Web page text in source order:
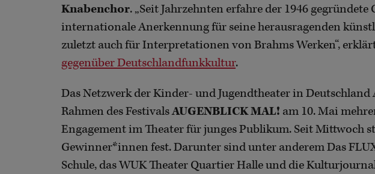
Knabenchor. „Seit Jahrzehnten erfahre der 1946
internationale Anerkennung für seine herausragenden
zuletzt auch für Interpretationen von Brahms Werken“,
gegenüber Deutschlandfunkkultur.
Das Netzwerk der Kinder- und Jugendtheater in Deutschland
Rahmen des FestivalsAUGENBLICK MAL! am 10. Mai
Engagement im Theater für junges Publikum. Seit Mittwoch
Gewinner*innen fest. Darunter sind unter anderem Das
Schule, das WUK Theater Quartier Halle und die